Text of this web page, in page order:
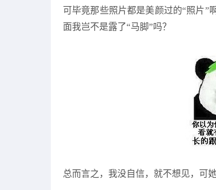
可毕竟那些照片都是美颜过的“照片”
面我岂不是露了“马脚”吗？
总而言之，我没自信，就不想见，可